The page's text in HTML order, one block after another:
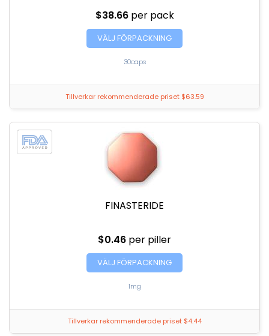
$38.66 per pack
VÄLJ FÖRPACKNING
30caps
Tillverkar rekommenderade priset $63.59
FINASTERIDE
$0.46 per piller
VÄLJ FÖRPACKNING
1mg
Tillverkar rekommenderade priset $4.44